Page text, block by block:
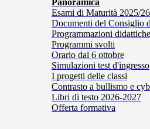
Panoramica
Esami di Maturità 2025/26
Documenti del Consiglio
Programmazioni didattiche
Programmi svolti
Orario dal 6 ottobre
Simulazioni test d'ingresso
I progetti delle classi
Contrasto a bullismo e
Libri di testo 2026-2027
Offerta formativa